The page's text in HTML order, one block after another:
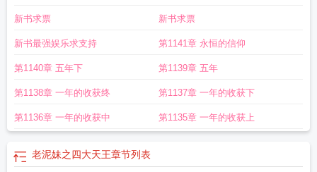
天王女主有几个
雅家四大天王
2分5分硬币四大天王汉字英雄四大天王四大天王是哪四位大天王txt
王台湾四大天王 极北三大天王 歌词里有四大天王周五夜放克四大天王
星人的四大天王华语乐坛四大天王 量化四大天王 四大天王 天王卡套餐介绍
春期 四大天王牧神记天圣教四大天王 大王天使尿不湿和平精英四大天王毁
约四大天王都有谁魔家四将是不是四大天王香港四大天王大天王是什么意
思春兰四大天王外交部四大天王朱大天王
建早茶四大天王魔力红四大天王广式点心四大天王大天王笔趣阁黑神话悟空
新书求票 新书求票
新书最强娱乐求支持 第1141章 永恒的信仰
第1140章 五年下 第1139章 五年
第1138章 一年的收获终 第1137章 一年的收获下
第1136章 一年的收获中 第1135章 一年的收获上
老泥妹之四大天王章节列表